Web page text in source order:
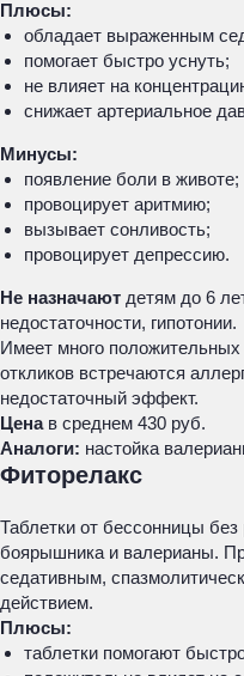
Плюсы:
обладает выраженным
помогает быстро уснуть;
не влияет на
снижает артериальное
Минусы:
появление боли в животе;
провоцирует аритмию;
вызывает сонливость;
провоцирует депрессию.
Не назначают детям до 6
недостаточности, гипотонии.
Имеет много положительных
откликов встречаются
недостаточный эффект.
Ценав среднем 430 руб.
Аналоги: настойка
Фиторелакс
Таблетки от бессонницы
боярышника и валерианы.
седативным,
действием.
Плюсы:
таблетки помогают